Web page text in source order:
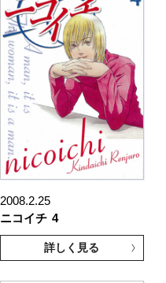
2008.2.25
ニコイチ 4
詳しく見る